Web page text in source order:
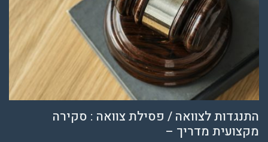
התנגדות לצוואה / פסילת צוואה : סקירה
מקצועית מדריך –